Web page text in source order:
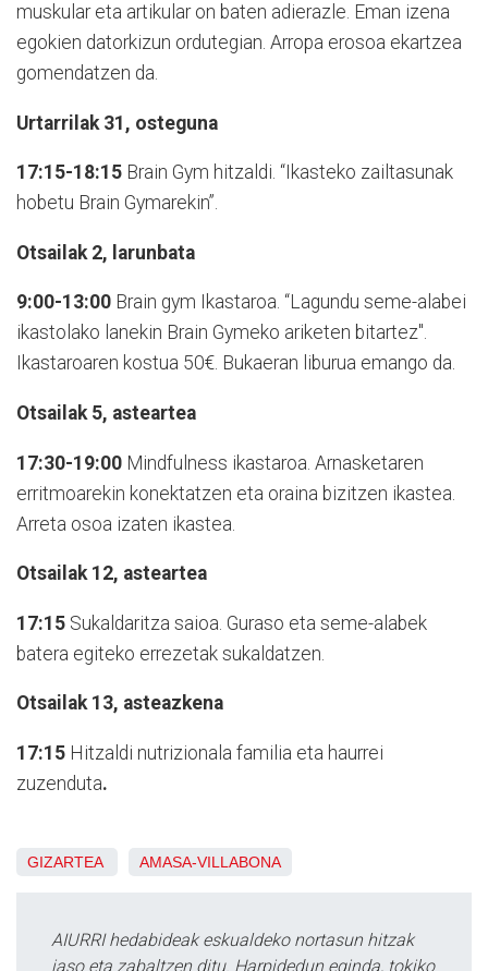
muskular eta artikular on baten adierazle. Eman izena
egokien datorkizun ordutegian. Arropa erosoa ekartzea
gomendatzen da.
Urtarrilak 31, osteguna
17:15-18:15 Brain Gym hitzaldi. “Ikasteko zailtasunak
hobetu Brain Gymarekin”.
Otsailak 2, larunbata
9:00-13:00 Brain gym Ikastaroa. “Lagundu seme-alabei
ikastolako lanekin Brain Gymeko ariketen bitartez".
Ikastaroaren kostua 50€. Bukaeran liburua emango da.
Otsailak 5, asteartea
17:30-19:00 Mindfulness ikastaroa. Arnasketaren
erritmoarekin konektatzen eta oraina bizitzen ikastea.
Arreta osoa izaten ikastea.
Otsailak 12, asteartea
17:15 Sukaldaritza saioa. Guraso eta seme-alabek
batera egiteko errezetak sukaldatzen.
Otsailak 13, asteazkena
17:15 Hitzaldi nutrizionala familia eta haurrei
zuzenduta.
GIZARTEA AMASA-VILLABONA
AIURRI hedabideak eskualdeko nortasun hitzak
jaso eta zabaltzen ditu. Harpidedun eginda, tokiko